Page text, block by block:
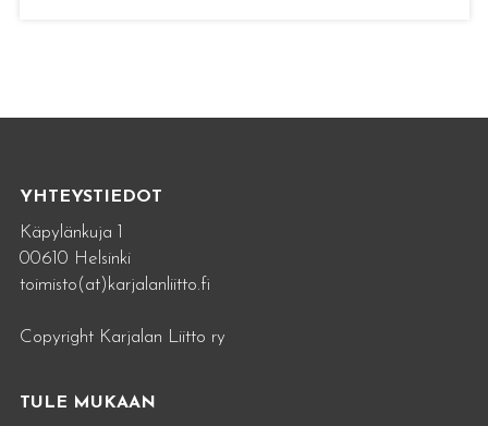
YHTEYSTIEDOT
Käpylänkuja 1
00610 Helsinki
toimisto(at)karjalanliitto.fi
Copyright Karjalan Liitto ry
TULE MUKAAN